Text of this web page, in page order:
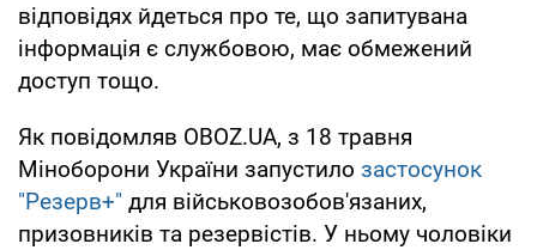
відповідях йдеться про те, що запитувана
інформація є службовою, має обмежений
доступ тощо.
Як повідомляв OBOZ.UA, з 18 травня
Міноборони України запустило застосунок
"Резерв+" для військовозобов'язаних,
призовників та резервістів. У ньому чоловіки